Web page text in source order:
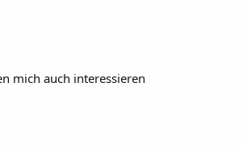
mich auch interessieren